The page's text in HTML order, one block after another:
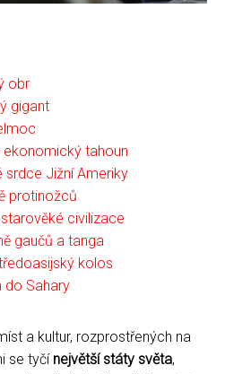
obr
gigant
tahoun
srdce Jižní Ameriky
protinožců
civilizace
gaučů a tanga
kolos
do Sahary
a kultur, rozprostřených na
se tyčí největší státy světa,